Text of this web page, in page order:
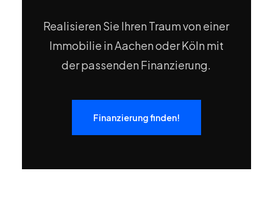
Realisieren Sie Ihren Traum von einer
Immobilie in Aachen oder Köln mit
der passenden Finanzierung.
Finanzierung finden!